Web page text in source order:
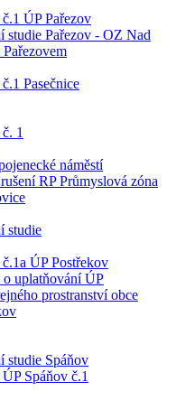
ÚP Pařezov
studie Pařezov - OZ Nad
Pařezovem
Pasečnice
1
náměstí
RP Průmyslová zóna
studie
č.1a ÚP Postřekov
o uplatňování ÚP
prostranství obce
studie Spáňov
Spáňov č.1